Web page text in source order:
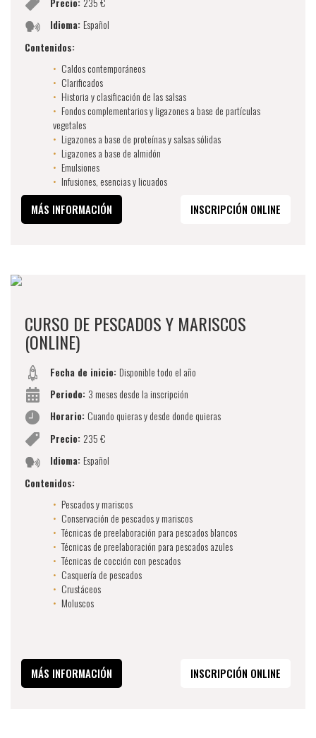
Idioma: Español
Contenidos:
Caldos contemporáneos
Clarificados
Historia y clasificación de las salsas
Fondos complementarios y ligazones a base de partículas
vegetales
Ligazones a base de proteínas y salsas sólidas
Ligazones a base de almidón
Emulsiones
Infusiones, esencias y licuados
MÁS INFORMACIÓN INSCRIPCIÓN ONLINE
CURSO DE PESCADOS Y MARISCOS
(ONLINE)
Fecha de inicio: Disponible todo el año
Periodo: 3 meses desde la inscripción
Horario: Cuando quieras y desde donde quieras
Precio: 235 €
Idioma: Español
Contenidos:
Pescados y mariscos
Conservación de pescados y mariscos
Técnicas de preelaboración para pescados blancos
Técnicas de preelaboración para pescados azules
Técnicas de cocción con pescados
Casquería de pescados
Crustáceos
Moluscos
MÁS INFORMACIÓN INSCRIPCIÓN ONLINE